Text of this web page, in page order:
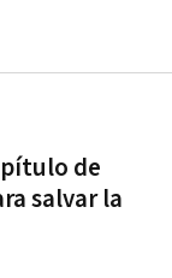
de
salvar la